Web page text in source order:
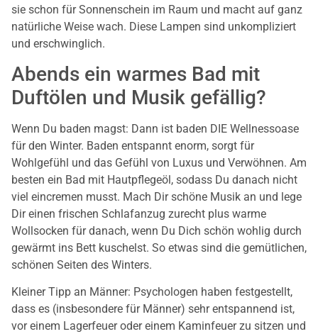
sie schon für Sonnenschein im Raum und macht auf ganz
natürliche Weise wach. Diese Lampen sind unkompliziert
und erschwinglich.
Abends ein warmes Bad mit
Duftölen und Musik gefällig?
Wenn Du baden magst: Dann ist baden DIE Wellnessoase
für den Winter. Baden entspannt enorm, sorgt für
Wohlgefühl und das Gefühl von Luxus und Verwöhnen. Am
besten ein Bad mit Hautpflegeöl, sodass Du danach nicht
viel eincremen musst. Mach Dir schöne Musik an und lege
Dir einen frischen Schlafanzug zurecht plus warme
Wollsocken für danach, wenn Du Dich schön wohlig durch
gewärmt ins Bett kuschelst. So etwas sind die gemütlichen,
schönen Seiten des Winters.
Kleiner Tipp an Männer: Psychologen haben festgestellt,
dass es (insbesondere für Männer) sehr entspannend ist,
vor einem Lagerfeuer oder einem Kaminfeuer zu sitzen und